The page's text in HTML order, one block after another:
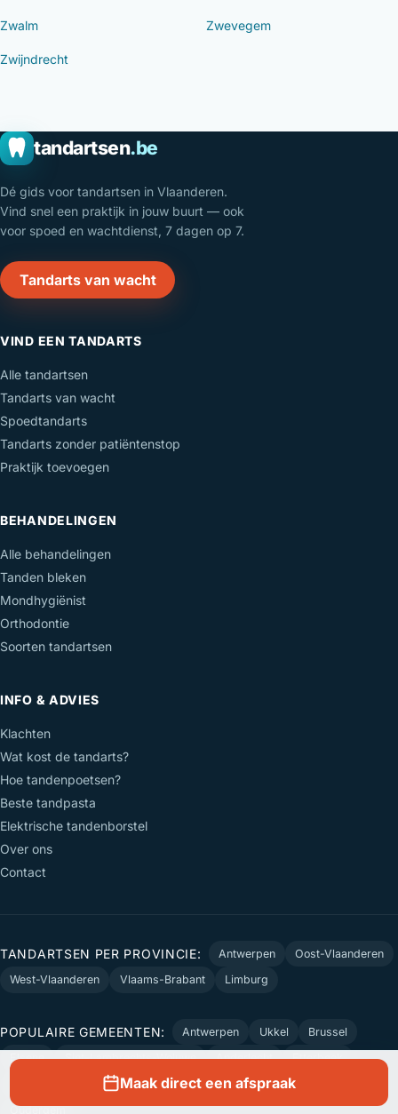
Zwalm Zwevegem
Zwijndrecht
tandartsen.be
Dé gids voor tandartsen in Vlaanderen.
Vind snel een praktijk in jouw buurt — ook
voor spoed en wachtdienst, 7 dagen op 7.
Tandarts van wacht
VIND EEN TANDARTS
Alle tandartsen
Tandarts van wacht
Spoedtandarts
Tandarts zonder patiëntenstop
Praktijk toevoegen
BEHANDELINGEN
Alle behandelingen
Tanden bleken
Mondhygiënist
Orthodontie
Soorten tandartsen
INFO & ADVIES
Klachten
Wat kost de tandarts?
Hoe tandenpoetsen?
Beste tandpasta
Elektrische tandenborstel
Over ons
Contact
TANDARTSEN PER PROVINCIE: Antwerpen
Oost-Vlaanderen
West-Vlaanderen
Vlaams-Brabant Limburg
POPULAIRE GEMEENTEN: Antwerpen Ukkel
Brussel
Elsene
Sint-Lambrechts-Woluwe Anderlecht
Etterbeek
Sint-Pieters-Woluwe
Sint-Niklaas Mechelen
Vorst
Oudergem
Maak direct een afspraak